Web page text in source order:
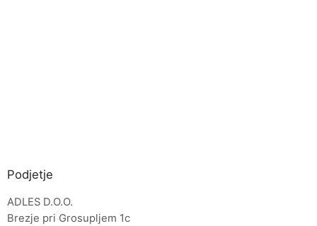
Podjetje
ADLES D.O.O.
Brezje pri Grosupljem 1c